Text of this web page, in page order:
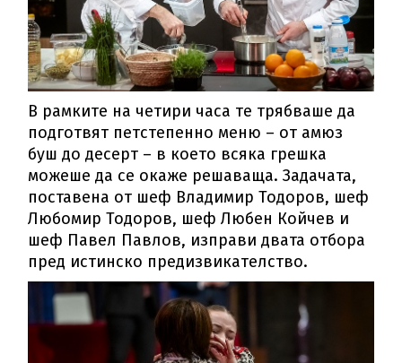
В рамките на четири часа те трябваше да
подготвят петстепенно меню – от амюз
буш до десерт – в което всяка грешка
можеше да се окаже решаваща. Задачата,
поставена от шеф Владимир Тодоров, шеф
Любомир Тодоров, шеф Любен Койчев и
шеф Павел Павлов, изправи двата отбора
пред истинско предизвикателство.